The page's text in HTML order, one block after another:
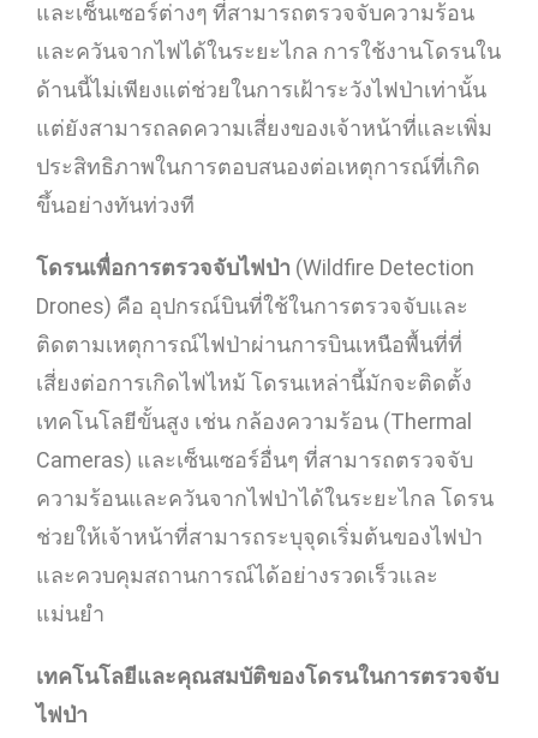
และเซ็นเซอร์ต่างๆ ที่สามารถตรวจจับความร้อน
และควันจากไฟได้ในระยะไกล การใช้งานโดรนใน
ด้านนี้ไม่เพียงแต่ช่วยในการเฝ้าระวังไฟป่าเท่านั้น
แต่ยังสามารถลดความเสี่ยงของเจ้าหน้าที่และเพิ่ม
ประสิทธิภาพในการตอบสนองต่อเหตุการณ์ที่เกิด
ขึ้นอย่างทันท่วงที
โดรนเพื่อการตรวจจับไฟป่า (Wildfire Detection
Drones) คือ อุปกรณ์บินที่ใช้ในการตรวจจับและ
ติดตามเหตุการณ์ไฟป่าผ่านการบินเหนือพื้นที่ที่
เสี่ยงต่อการเกิดไฟไหม้ โดรนเหล่านี้มักจะติดตั้ง
เทคโนโลยีขั้นสูง เช่น กล้องความร้อน (Thermal
Cameras) และเซ็นเซอร์อื่นๆ ที่สามารถตรวจจับ
ความร้อนและควันจากไฟป่าได้ในระยะไกล โดรน
ช่วยให้เจ้าหน้าที่สามารถระบุจุดเริ่มต้นของไฟป่า
และควบคุมสถานการณ์ได้อย่างรวดเร็วและ
แม่นยำ
เทคโนโลยีและคุณสมบัติของโดรนในการตรวจจับ
ไฟป่า